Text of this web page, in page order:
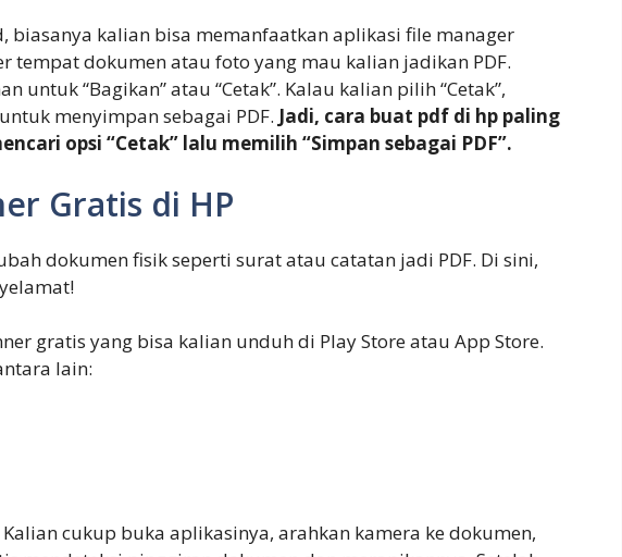
biasanya kalian bisa memanfaatkan aplikasi file manager
tempat dokumen atau foto yang mau kalian jadikan PDF.
untuk “Bagikan” atau “Cetak”. Kalau kalian pilih “Cetak”,
menyimpan sebagai PDF. Jadi, cara buat pdf di hp paling
opsi “Cetak” lalu memilih “Simpan sebagai PDF”.
Gratis di HP
dokumen fisik seperti surat atau catatan jadi PDF. Di sini,
gratis yang bisa kalian unduh di Play Store atau App Store.
lain:
cukup buka aplikasinya, arahkan kamera ke dokumen,